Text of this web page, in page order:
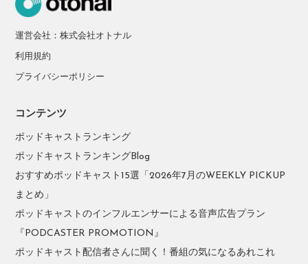
運営会社：株式会社オトナル
利用規約
プライバシーポリシー
コンテンツ
ポッドキャストランキング
ポッドキャストランキングBlog
おすすめポッドキャスト15選「2026年7月のWEEKLY PICKUP
まとめ」
ポッドキャストのインフルエンサーによる音声広告プラン
『PODCASTER PROMOTION』
ポッドキャスト配信者さんに聞く！番組の気になるあれこれ